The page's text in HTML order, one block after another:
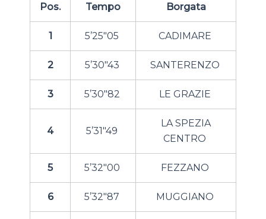
Pos. Tempo Borgata
1 5’25″05 CADIMARE
2 5’30″43 SANTERENZO
3 5’30″82 LE GRAZIE
4 5’31″49
LA SPEZIA
CENTRO
5 5’32″00 FEZZANO
6 5’32″87 MUGGIANO